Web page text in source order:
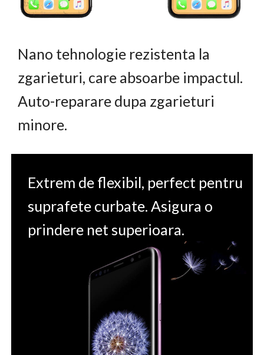
Nano tehnologie rezistenta la
zgarieturi, care absoarbe impactul.
Auto-reparare dupa zgarieturi
minore.
Extrem de flexibil, perfect pentru
suprafete curbate. Asigura o
prindere net superioara.